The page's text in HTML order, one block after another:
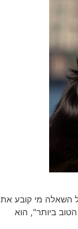
השאלה מי קובע את
ביותר", הוא